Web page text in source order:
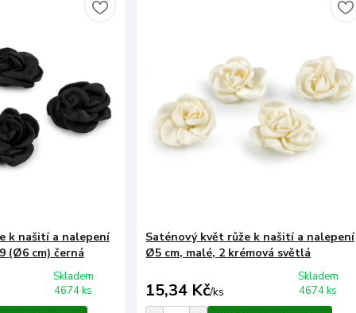
k našití a nalepení
(Ø6 cm) černá
Skladem
4674 ks
Saténový květ růže k našití a nalepení
Ø5 cm, malé, 2 krémová světlá
15,34 Kč/ks
Skladem
4674 ks